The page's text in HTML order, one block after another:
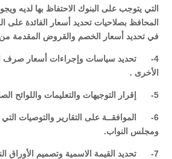
التي يتوجب على البنوك الاحتفاظ بها لديه
المحافظ بصلاحيات تحديد أسعار الفائدة على
في تحديد أسعار الخصم والقروض المقدمة من
4- تحديد سياسات وإجراءات أسعار صرف
الأخرى .
5- إقرار التوجيهات والتعليمات واللوائح الصادرة من البنك .
6- الموافقــة على التقارير والتوصيات التي
ومجلس النواب.
7- تحديد القيمة الاسمية وتصميم الأوراق